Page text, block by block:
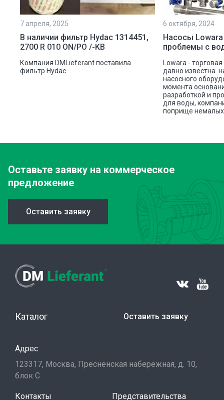
7 апреля, 2025
В наличии фильтр Hydac 1314451,
2700 R 010 ON/PO /-KB
Компания DMLieferant поставила
фильтр Hydac.
6 октября, 2024
Насосы
проблемы с
Lowara -
давно известна
насосного
момента
разработкой и
для воды,
поприще немалых
Оставьте заявку на коммерческое
предложение
Оставить заявку
Каталог Оставить заявку
Адрес
123317, Москва, Пресненская набережная, д. 10,
блок С
Контакты Представительства